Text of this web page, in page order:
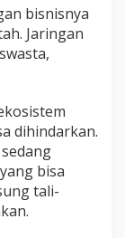
bisnisnya
Jaringan
dihindarkan.
bisa
tali-